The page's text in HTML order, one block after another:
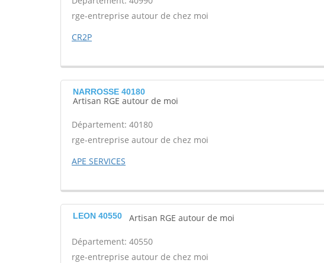
rge-entreprise autour de chez moi
CR2P
NARROSSE 40180
Artisan RGE autour de moi
Département: 40180
rge-entreprise autour de chez moi
APE SERVICES
LEON 40550 Artisan RGE autour de moi
Département: 40550
rge-entreprise autour de chez moi